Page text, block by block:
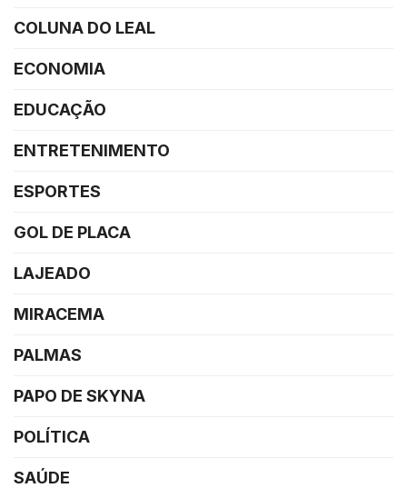
COLUNA DO LEAL
ECONOMIA
EDUCAÇÃO
ENTRETENIMENTO
ESPORTES
GOL DE PLACA
LAJEADO
MIRACEMA
PALMAS
PAPO DE SKYNA
POLÍTICA
SAÚDE